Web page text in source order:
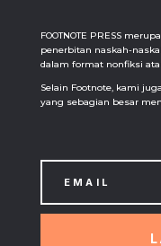
FOOTNOTE PRESS
penerbitan naskah-
dalam format nonfiksi
Selain Footnote, kami
yang sebagian besar